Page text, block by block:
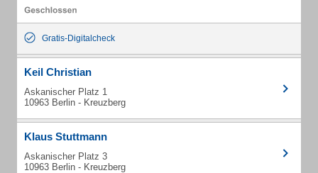
Gratis-Digitalcheck
Keil Christian
Askanischer Platz 1
10963 Berlin - Kreuzberg
Klaus Stuttmann
Askanischer Platz 3
10963 Berlin - Kreuzberg